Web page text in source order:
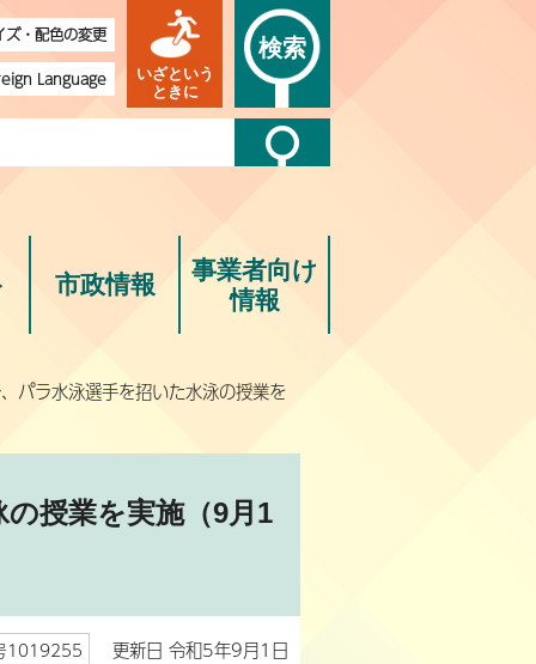
ズ・配色の変更
Language
いざという
ときに
検索
市政情報
事業者向け
情報
パラ水泳選手を招いた水泳の授業を
授業を実施（9月1
1019255 更新日 令和5年9月1日